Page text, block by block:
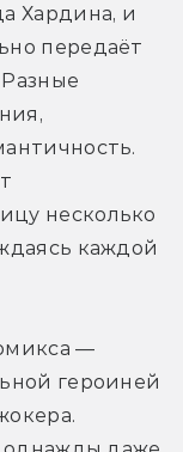
Хардина, и
передаёт
несколько
каждой
—
героиней